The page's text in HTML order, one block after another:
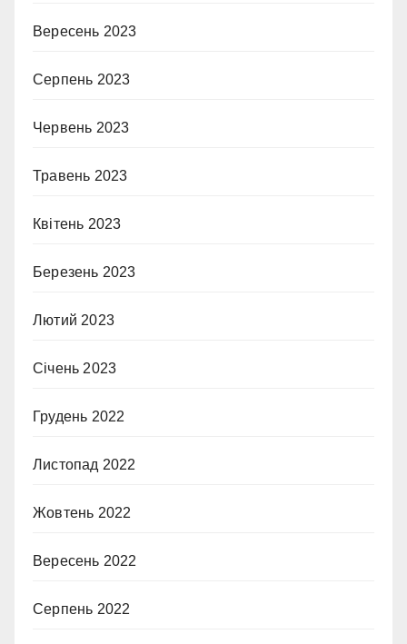
Вересень 2023
Серпень 2023
Червень 2023
Травень 2023
Квітень 2023
Березень 2023
Лютий 2023
Січень 2023
Грудень 2022
Листопад 2022
Жовтень 2022
Вересень 2022
Серпень 2022